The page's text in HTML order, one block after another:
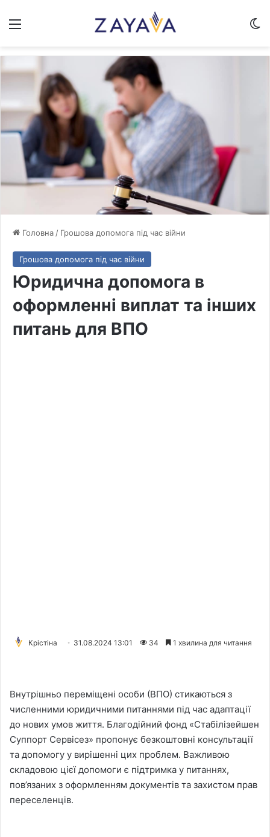
Меню
Головна/ Грошова допомога під час війни
Грошова допомога під час війни
Юридична допомога в
оформленні виплат та інших
питань для ВПО
Крістіна 31.08.2024 13:01 34 1 хвилина для читання
Внутрішньо переміщені особи (ВПО) стикаються з
численними юридичними питаннями під час адаптації
до нових умов життя. Благодійний фонд «Стабілізейшен
Суппорт Сервісез» пропонує безкоштовні консультації
та допомогу у вирішенні цих проблем. Важливою
складовою цієї допомоги є підтримка у питаннях,
пов’язаних з оформленням документів та захистом прав
переселенців.